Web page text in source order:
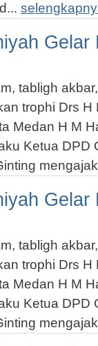
Gelar
tabligh
trophi Drs
Medan H M
Ketua DPD
Gelar
tabligh
trophi Drs
Medan H M
Ketua DPD